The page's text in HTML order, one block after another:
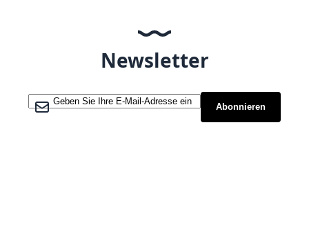
Newsletter
Melden Sie sich für unseren Newsletter an:
Abonnieren